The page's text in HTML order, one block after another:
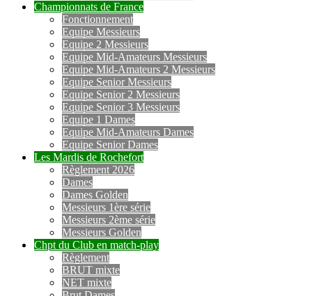
Championnats de France
Fonctionnement
Equipe Messieurs
Equipe 2 Messieurs
Equipe Mid-Amateurs Messieurs
Equipe Mid-Amateurs 2 Messieurs
Equipe Senior Messieurs
Equipe Senior 2 Messieurs
Equipe Senior 3 Messieurs
Equipe 1 Dames
Equipe Mid-Amateurs Dames
Equipe Senior Dames
Les Mardis de Rochefort
Règlement 2026
Dames
Dames Golden
Messieurs 1ère série
Messieurs 2ème série
Messieurs Golden
Chpt du Club en match-play
Règlement
BRUT mixte
NET mixte